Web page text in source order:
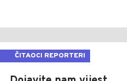
ČITAOCI REPORTERI